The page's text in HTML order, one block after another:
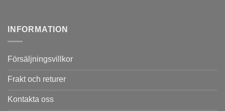
INFORMATION
Försäljningsvillkor
Frakt och returer
Kontakta oss